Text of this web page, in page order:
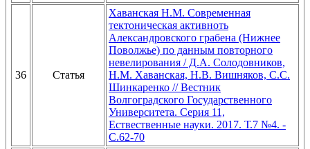
36 Статья
Хаванская Н.М. Современная
тектоническая активноть
Александровского грабена (Нижнее
Поволжье) по данным повторного
невелирования / Д.А. Солодовников,
Н.М. Хаванская, Н.В. Вишняков, С.С.
Шинкаренко // Вестник
Волгоградского Государственного
Университета. Серия 11,
Ествественные науки. 2017. Т.7 №4. -
С.62-70